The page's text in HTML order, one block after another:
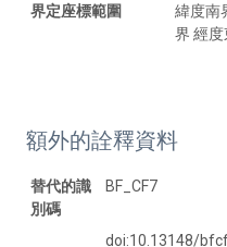
界定座標範圍
緯度南
界 經度
額外的詮釋資料
替代的識
別碼
BF_CF7
doi:10.13148/